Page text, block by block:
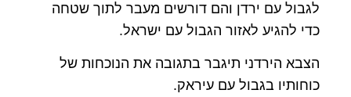
לגבול עם ירדן והם דורשים מעבר לתוך שטחה
כדי להגיע לאזור הגבול עם ישראל.
הצבא הירדני תיגבר בתגובה את הנוכחות של
כוחותיו בגבול עם עיראק.